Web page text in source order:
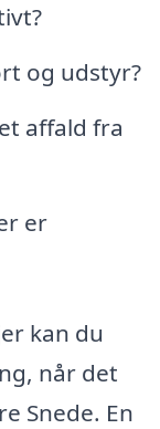
og udstyr?
affald fra
er
kan du
når det
Snede. En